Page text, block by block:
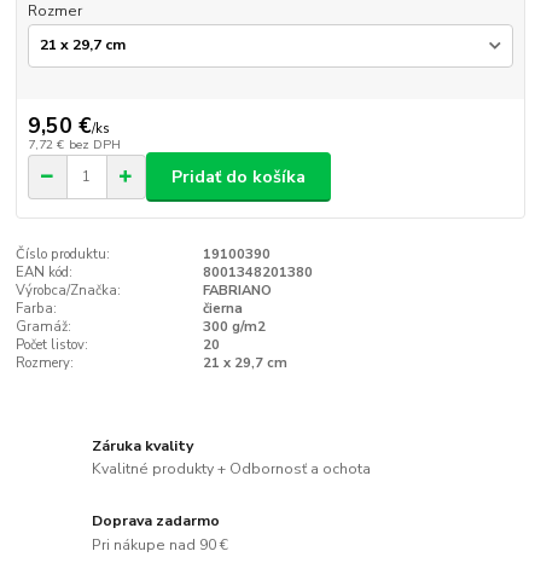
Rozmer
9,50 €/ks
7,72 € bez DPH
Pridať do košíka
Číslo produktu:
19100390
EAN kód:
8001348201380
Výrobca/Značka:
FABRIANO
Farba:
čierna
Gramáž:
300 g/m2
Počet listov:
20
Rozmery:
21 x 29,7 cm
Záruka kvality
Kvalitné produkty + Odbornosť a ochota
Doprava zadarmo
Pri nákupe nad 90 €